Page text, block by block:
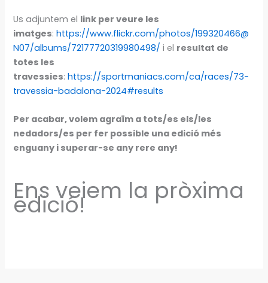
Us adjuntem el link per veure les
imatges:https://www.flickr.com/photos/199320466@
N07/albums/72177720319980498/ i el resultat de
totes les
travessies:https://sportmaniacs.com/ca/races/73-
travessia-badalona-2024#results
Per acabar, volem agraïm a tots/es els/les
nedadors/es per fer possible una edició més
enguany i superar-se any rere any!
Ens veiem la pròxima
edició!